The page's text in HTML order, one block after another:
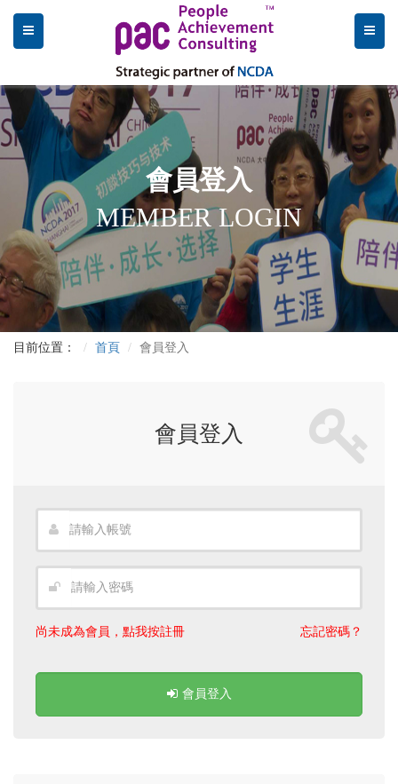
會員登入
MEMBER LOGIN
目前位置： 首頁 會員登入
會員登入
尚未成為會員，點我按註冊 忘記密碼？
會員登入